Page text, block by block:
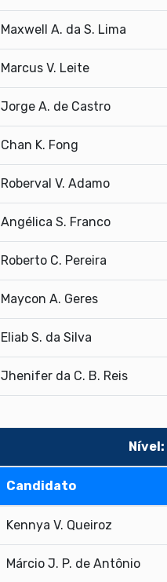
Maxwell A. da S. Lima
Marcus V. Leite
Jorge A. de Castro
Chan K. Fong
Roberval V. Adamo
Angélica S. Franco
Roberto C. Pereira
Maycon A. Geres
Eliab S. da Silva
Jhenifer da C. B. Reis
Candidato
Kennya V. Queiroz
Márcio J. P. de Antônio